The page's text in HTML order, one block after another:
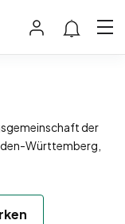
der
Württemberg,